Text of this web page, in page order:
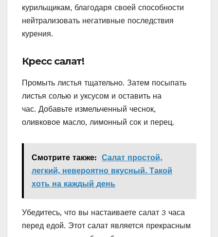
курильщикам, благодаря своей способности
нейтрализовать негативные последствия
курения.
Кресс салат!
Промыть листья тщательно. Затем посыпать
листья солью и уксусом и оставить на
час. Добавьте измельченный чеснок,
оливковое масло, лимонный сок и перец.
Смотрите также: Салат простой,
легкий, невероятно вкусный. Такой
хоть на каждый день
Убедитесь, что вы настаиваете салат 3 часа
перед едой. Этот салат является прекрасным